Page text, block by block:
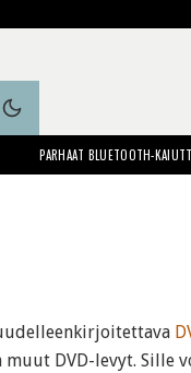
PARHAAT BLUETOOTH-
DVD-levyt. Sille